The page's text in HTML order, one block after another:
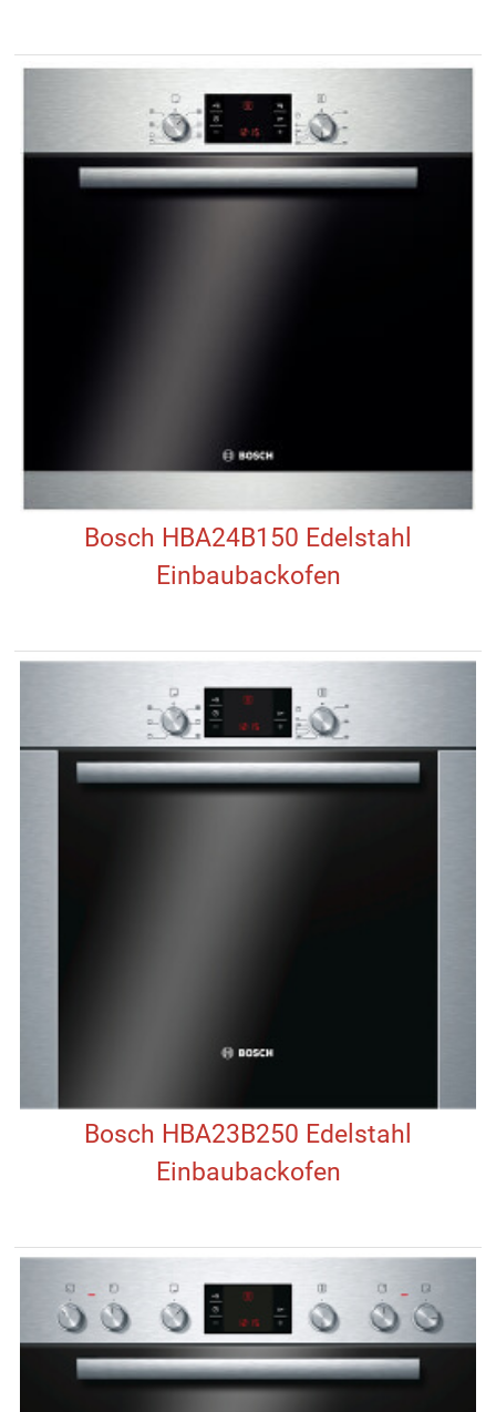
Bosch HBA24B150 Edelstahl
Einbaubackofen
Bosch HBA23B250 Edelstahl
Einbaubackofen